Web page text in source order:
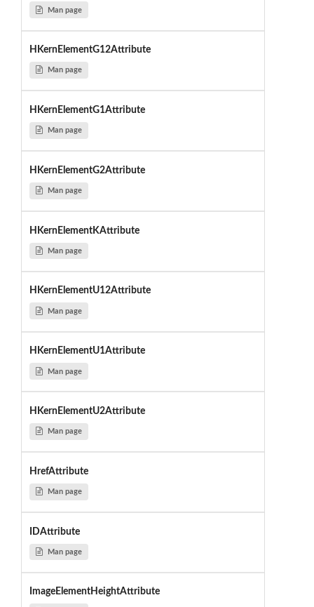
Man page
HKernElementG12Attribute
Man page
HKernElementG1Attribute
Man page
HKernElementG2Attribute
Man page
HKernElementKAttribute
Man page
HKernElementU12Attribute
Man page
HKernElementU1Attribute
Man page
HKernElementU2Attribute
Man page
HrefAttribute
Man page
IDAttribute
Man page
ImageElementHeightAttribute